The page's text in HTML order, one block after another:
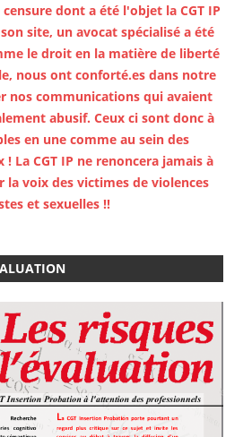
dont a été l'objet la CGT IP
site, un avocat spécialisé a été
le droit en la matière de liberté
nous ont conforté.es dans notre
nos communications qui avaient
abusif. Ceux ci sont donc à
en une comme au sein des
La CGT IP ne renoncera jamais à
la voix des victimes de violences
et sexuelles !!